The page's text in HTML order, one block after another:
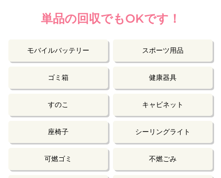
単品の回収でもOKです！
モバイルバッテリー スポーツ用品
ゴミ箱 健康器具
すのこ キャビネット
座椅子 シーリングライト
可燃ゴミ 不燃ごみ